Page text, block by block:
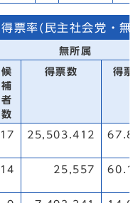
票率(民主社会党・無
無所属
候
補
者
数
得票数 得票
17 25,503.412
14 25,557